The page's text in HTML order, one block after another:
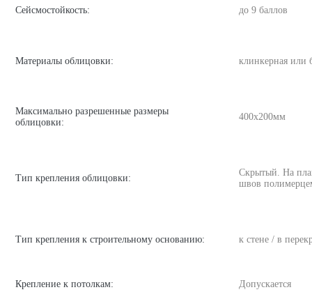
Сейсмостойкость: до 9 баллов
Материалы облицовки: клинкерная или
Максимально разрешенные размеры
облицовки:
400х200мм
Тип крепления облицовки:
Скрытый. На
швов
Тип крепления к строительному основанию: к стене / в
Крепление к потолкам: Допускается